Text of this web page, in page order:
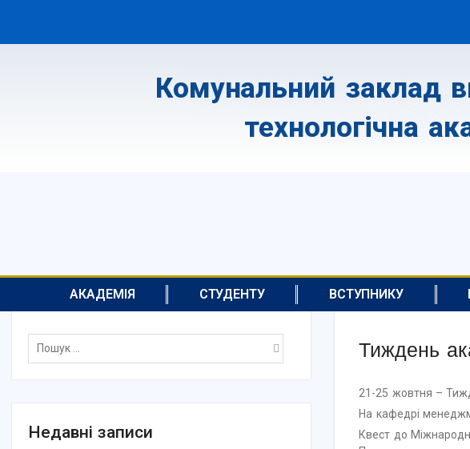
Комунальний заклад
технологічна
АКАДЕМІЯ СТУДЕНТУ ВСТУПНИКУ
Тиждень
21-25 жовтня –
На кафедрі
Квест до
Недавні записи